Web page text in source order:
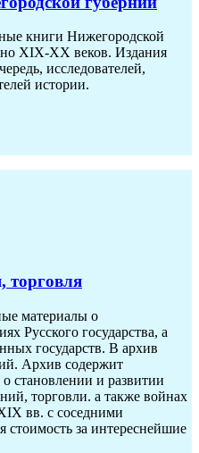
книги Нижегородской
XIX-ХХ веков. Издания
исследователей,
истории.
торговля
материалы о
Русского государства, а
государств. В архив
Архив содержит
и развитии
торговли. а также войнах
вв. с соседними
стоимость за интереснейшие